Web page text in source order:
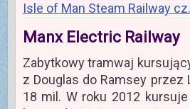
Isle of Man Steam Railway
Manx Electric Railway
Zabytkowy tramwaj
z Douglas do Ramsey przez
18 mil. W roku 2012